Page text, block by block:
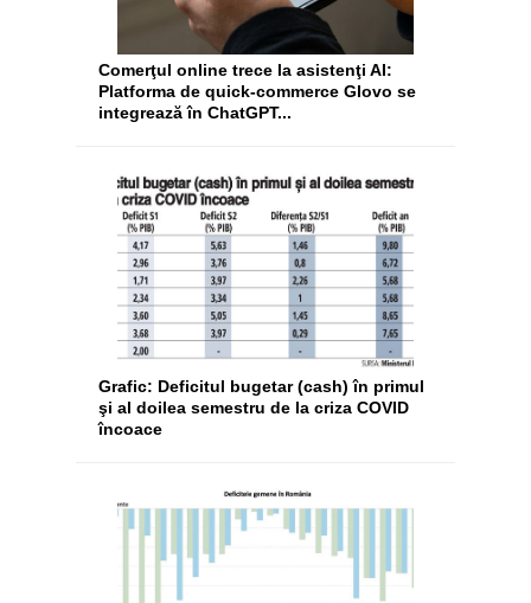
Comerţul online trece la asistenţi AI:
Platforma de quick-commerce Glovo se
integrează în ChatGPT...
Grafic: Deficitul bugetar (cash) în primul
şi al doilea semestru de la criza COVID
încoace